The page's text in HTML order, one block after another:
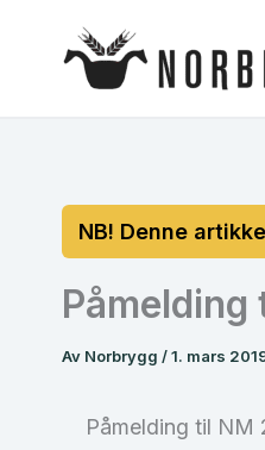
Påmelding
Av Norbrygg /1. mars
Påmelding til NM